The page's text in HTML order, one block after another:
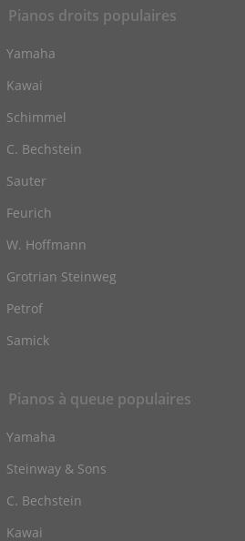
Pianos droits populaires
Yamaha
Kawai
Schimmel
C. Bechstein
Sauter
Feurich
W. Hoffmann
Grotrian Steinweg
Petrof
Samick
Pianos à queue populaires
Yamaha
Steinway & Sons
C. Bechstein
Kawai